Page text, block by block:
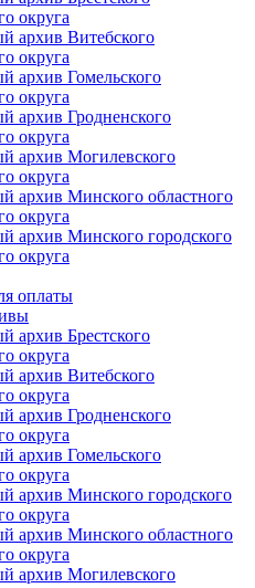
округа
архив Витебского
округа
архив Гомельского
округа
архив Гродненского
округа
архив Могилевского
округа
архив Минского областного
округа
архив Минского городского
округа
оплаты
архив Брестского
округа
архив Витебского
округа
архив Гродненского
округа
архив Гомельского
округа
архив Минского городского
округа
архив Минского областного
округа
архив Могилевского